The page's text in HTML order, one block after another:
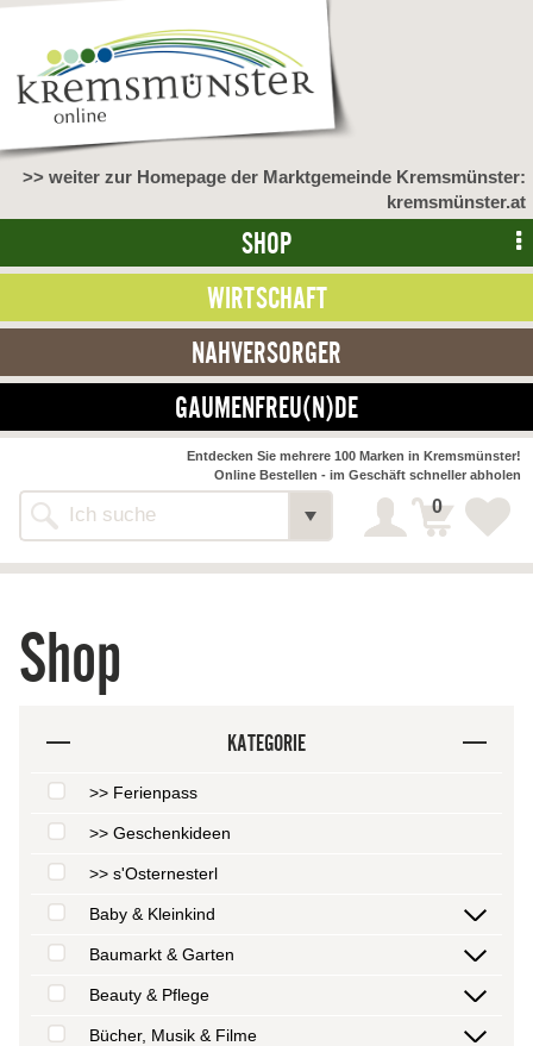
>> weiter zur Homepage der Marktgemeinde Kremsmünster:
kremsmünster.at
SHOP
WIRTSCHAFT
NAHVERSORGER
GAUMENFREU(N)DE
Shop
Entdecken Sie mehrere 100 Marken in Kremsmünster!
Online Bestellen - im Geschäft schneller abholen
0
Shop
KATEGORIE
>> Ferienpass
>> Geschenkideen
>> s'Osternesterl
Baby & Kleinkind
Baumarkt & Garten
Beauty & Pflege
Bücher, Musik & Filme